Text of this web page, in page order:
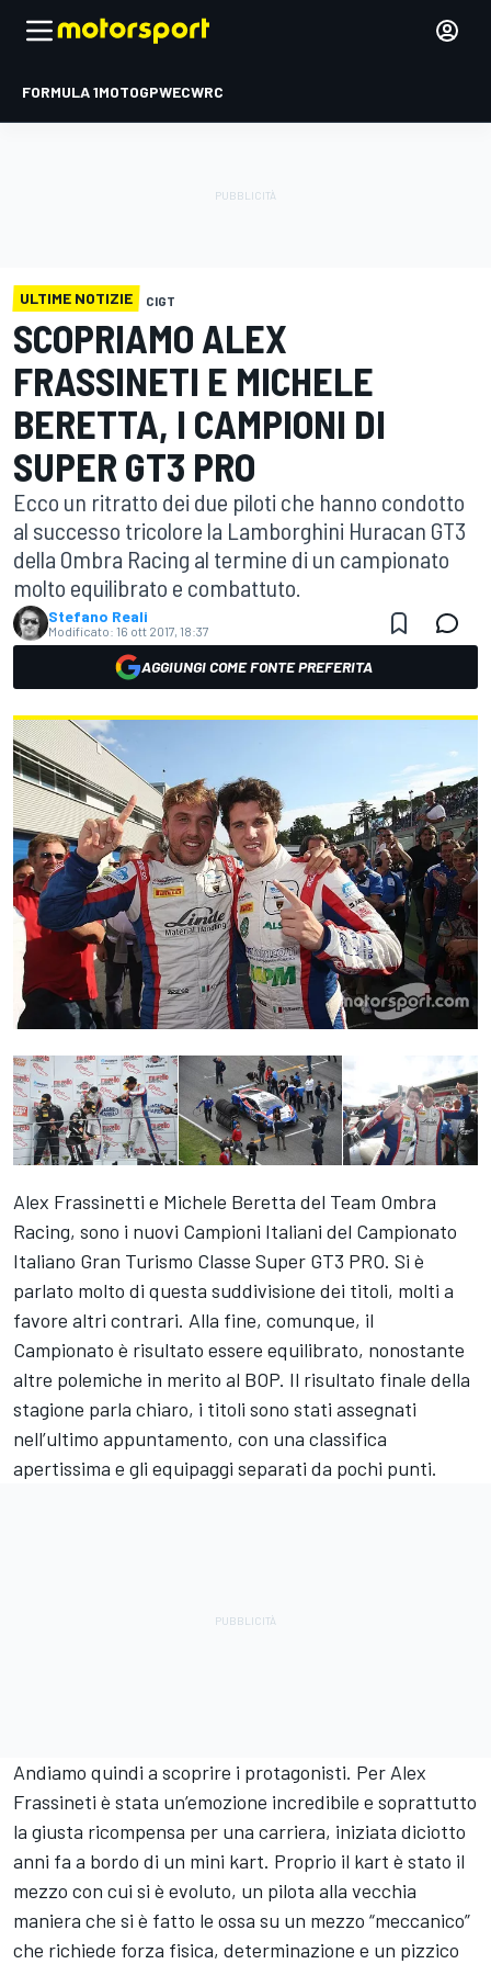
FORMULA 1MOTOGPWECWRC
ULTIME NOTIZIE CIGT
SCOPRIAMO ALEX
FRASSINETI E MICHELE
BERETTA, I CAMPIONI DI
SUPER GT3 PRO
Ecco un ritratto dei due piloti che hanno condotto
al successo tricolore la Lamborghini Huracan GT3
della Ombra Racing al termine di un campionato
molto equilibrato e combattuto.
Stefano Reali
Modificato: 16 ott 2017, 18:37
AGGIUNGI COME FONTE PREFERITA
Alex Frassinetti e Michele Beretta del Team Ombra
Racing, sono i nuovi Campioni Italiani del Campionato
Italiano Gran Turismo Classe Super GT3 PRO. Si è
parlato molto di questa suddivisione dei titoli, molti a
favore altri contrari. Alla fine, comunque, il
Campionato è risultato essere equilibrato, nonostante
altre polemiche in merito al BOP. Il risultato finale della
stagione parla chiaro, i titoli sono stati assegnati
nell’ultimo appuntamento, con una classifica
apertissima e gli equipaggi separati da pochi punti.
Andiamo quindi a scoprire i protagonisti. Per Alex
Frassineti è stata un’emozione incredibile e soprattutto
la giusta ricompensa per una carriera, iniziata diciotto
anni fa a bordo di un mini kart. Proprio il kart è stato il
mezzo con cui si è evoluto, un pilota alla vecchia
maniera che si è fatto le ossa su un mezzo “meccanico”
che richiede forza fisica, determinazione e un pizzico